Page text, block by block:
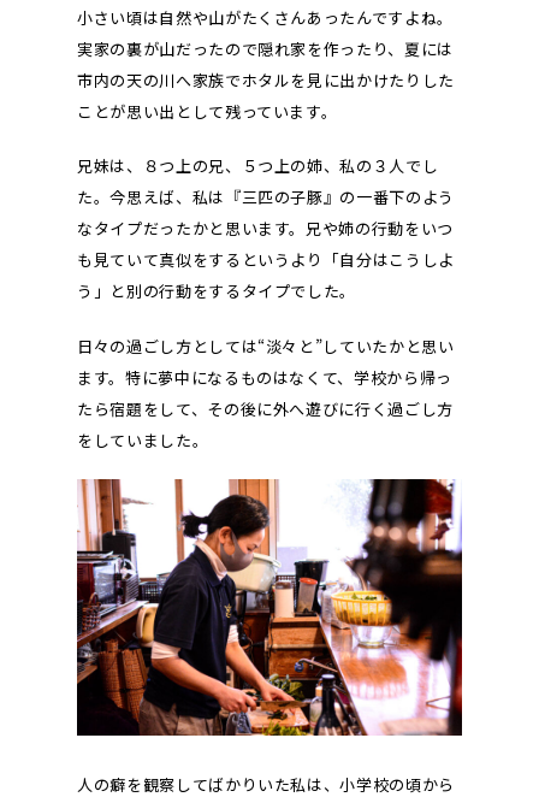
小さい頃は自然や山がたくさんあったんですよね。
実家の裏が山だったので隠れ家を作ったり、夏には
市内の天の川へ家族でホタルを見に出かけたりした
ことが思い出として残っています。
兄妹は、８つ上の兄、５つ上の姉、私の３人でし
た。今思えば、私は『三匹の子豚』の一番下のよう
なタイプだったかと思います。兄や姉の行動をいつ
も見ていて真似をするというより「自分はこうしよ
う」と別の行動をするタイプでした。
日々の過ごし方としては“淡々と”していたかと思い
ます。特に夢中になるものはなくて、学校から帰っ
たら宿題をして、その後に外へ遊びに行く過ごし方
をしていました。
人の癖を観察してばかりいた私は、小学校の頃から